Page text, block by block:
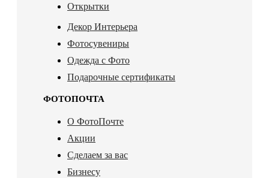
Открытки
Декор Интерьера
Фотосувениры
Одежда с Фото
Подарочные сертификаты
ФОТОПОЧТА
О ФотоПочте
Акции
Сделаем за вас
Бизнесу